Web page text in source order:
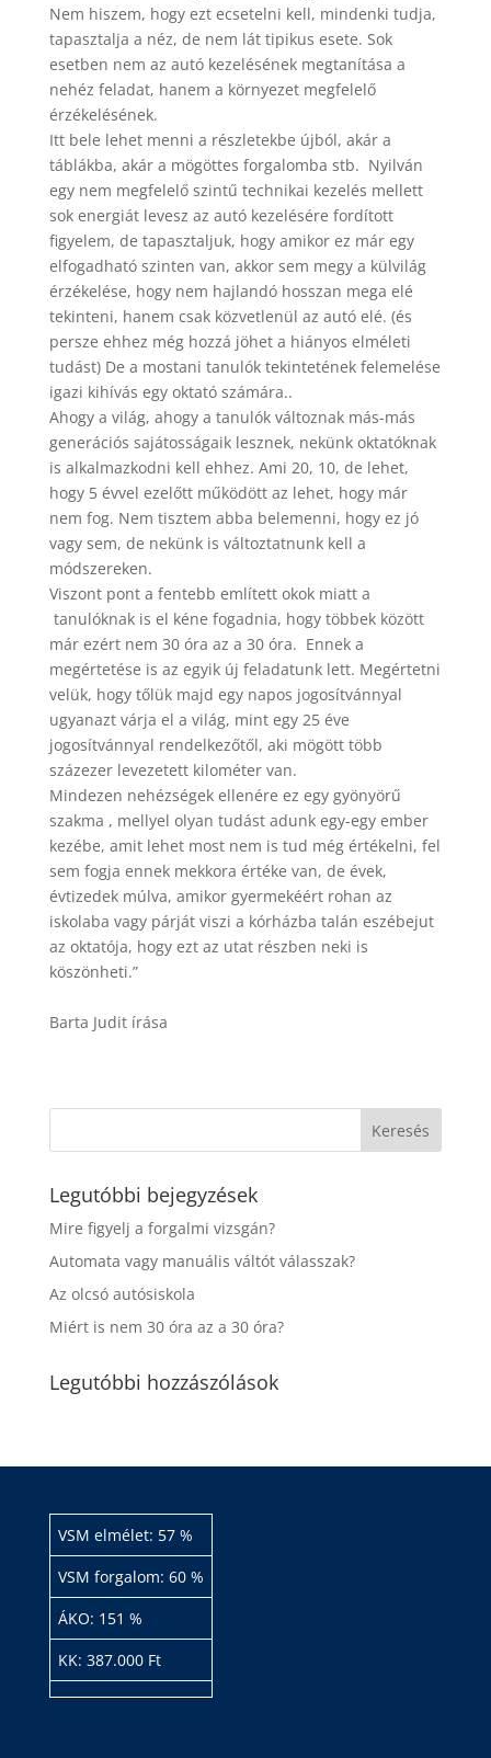
Nem hiszem, hogy ezt ecsetelni kell, mindenki tudja,
tapasztalja a néz, de nem lát tipikus esete. Sok
esetben nem az autó kezelésének megtanítása a
nehéz feladat, hanem a környezet megfelelő
érzékelésének.
Itt bele lehet menni a részletekbe újból, akár a
táblákba, akár a mögöttes forgalomba stb. Nyilván
egy nem megfelelő szintű technikai kezelés mellett
sok energiát levesz az autó kezelésére fordított
figyelem, de tapasztaljuk, hogy amikor ez már egy
elfogadható szinten van, akkor sem megy a külvilág
érzékelése, hogy nem hajlandó hosszan mega elé
tekinteni, hanem csak közvetlenül az autó elé. (és
persze ehhez még hozzá jöhet a hiányos elméleti
tudást) De a mostani tanulók tekintetének felemelése
igazi kihívás egy oktató számára..
Ahogy a világ, ahogy a tanulók változnak más-más
generációs sajátosságaik lesznek, nekünk oktatóknak
is alkalmazkodni kell ehhez. Ami 20, 10, de lehet,
hogy 5 évvel ezelőtt működött az lehet, hogy már
nem fog. Nem tisztem abba belemenni, hogy ez jó
vagy sem, de nekünk is változtatnunk kell a
módszereken.
Viszont pont a fentebb említett okok miatt a
tanulóknak is el kéne fogadnia, hogy többek között
már ezért nem 30 óra az a 30 óra. Ennek a
megértetése is az egyik új feladatunk lett. Megértetni
velük, hogy tőlük majd egy napos jogosítvánnyal
ugyanazt várja el a világ, mint egy 25 éve
jogosítvánnyal rendelkezőtől, aki mögött több
százezer levezetett kilométer van.
Mindezen nehézségek ellenére ez egy gyönyörű
szakma , mellyel olyan tudást adunk egy-egy ember
kezébe, amit lehet most nem is tud még értékelni, fel
sem fogja ennek mekkora értéke van, de évek,
évtizedek múlva, amikor gyermekéért rohan az
iskolaba vagy párját viszi a kórházba talán eszébejut
az oktatója, hogy ezt az utat részben neki is
köszönheti.”
Barta Judit írása
Legutóbbi bejegyzések
Mire figyelj a forgalmi vizsgán?
Automata vagy manuális váltót válasszak?
Az olcsó autósiskola
Miért is nem 30 óra az a 30 óra?
Legutóbbi hozzászólások
VSM elmélet: 57 %
VSM forgalom: 60 %
ÁKO: 151 %
KK: 387.000 Ft